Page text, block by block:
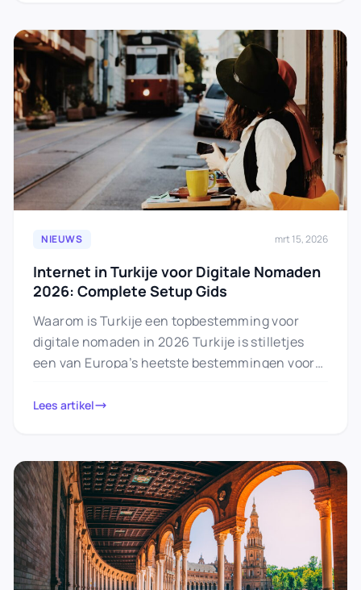
NIEUWS mrt 15, 2026
Internet in Turkije voor Digitale Nomaden
2026: Complete Setup Gids
Waarom is Turkije een topbestemming voor
digitale nomaden in 2026 Turkije is stilletjes
een van Europa’s heetste bestemmingen voor
Lees artikel